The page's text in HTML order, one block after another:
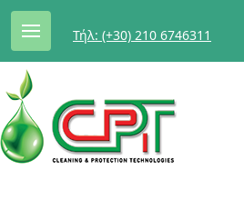
Τήλ: (+30) 210 6746311